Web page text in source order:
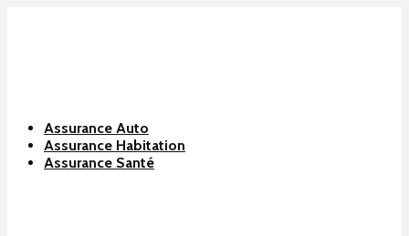
Assurance Auto
Assurance Habitation
Assurance Santé